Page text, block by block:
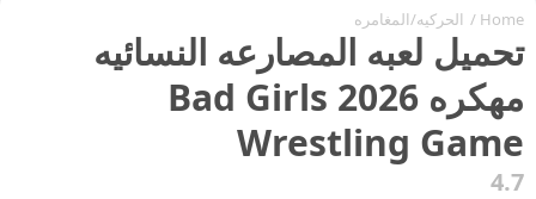
Home
/ الحركيه/المغامره
تحميل لعبه المصارعه النسائيه
مهكره 2026 Bad Girls
Wrestling Game
4.7